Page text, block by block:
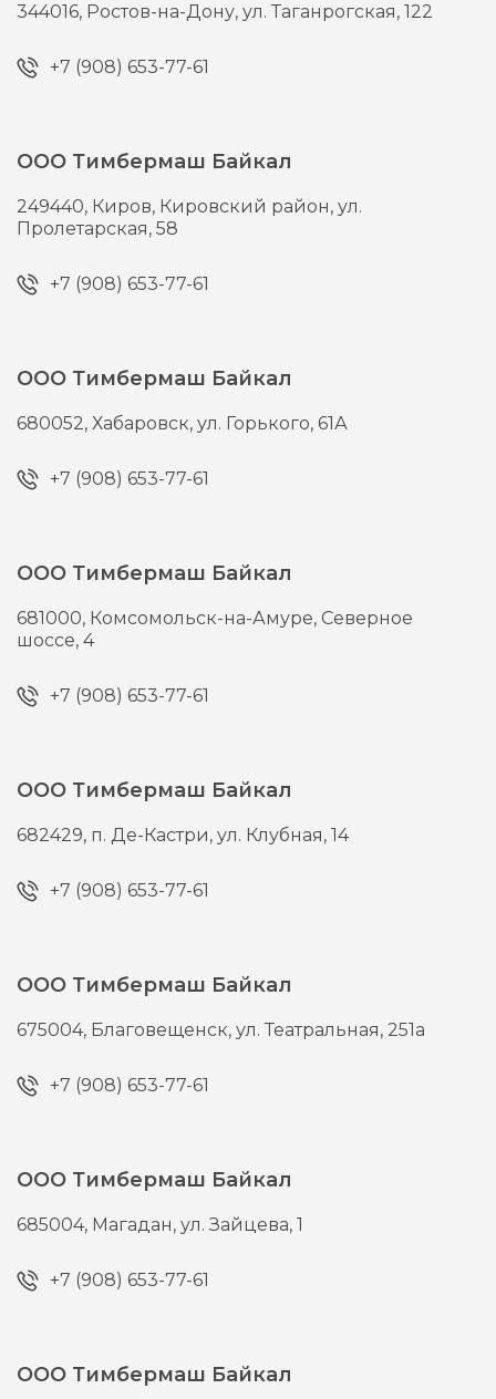
344016, Ростов-на-Дону,ул. Таганрогская, 122
+7 (908) 653-77-61
ООО Тимбермаш Байкал
249440, Киров, Кировский район, ул.
Пролетарская, 58
+7 (908) 653-77-61
ООО Тимбермаш Байкал
680052,Хабаровск,ул. Горького, 61А
+7 (908) 653-77-61
ООО Тимбермаш Байкал
681000, Комсомольск-на-Амуре, Северное
шоссе, 4
+7 (908) 653-77-61
ООО Тимбермаш Байкал
682429, п. Де-Кастри,ул. Клубная, 14
+7 (908) 653-77-61
ООО Тимбермаш Байкал
675004, Благовещенск,ул. Театральная, 251а
+7 (908) 653-77-61
ООО Тимбермаш Байкал
685004, Магадан,ул. Зайцева, 1
+7 (908) 653-77-61
ООО Тимбермаш Байкал